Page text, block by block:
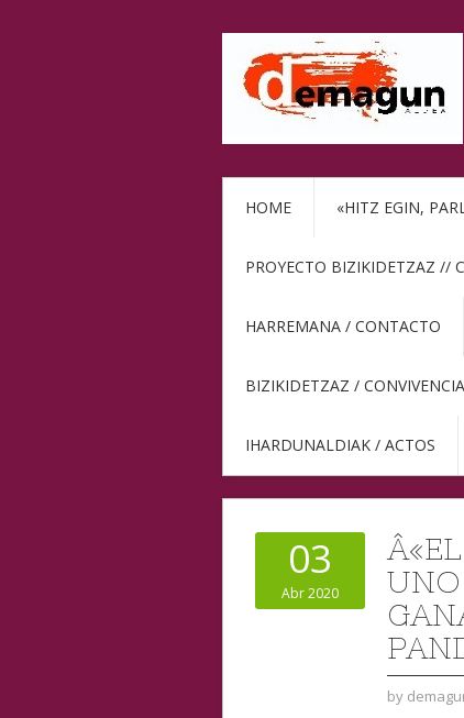
HOME «HITZ EGIN,
PROYECTO BIZIKIDETZAZ //
HARREMANA / CONTACTO
BIZIKIDETZAZ /
IHARDUNALDIAK / ACTOS
03
Abr 2020
by